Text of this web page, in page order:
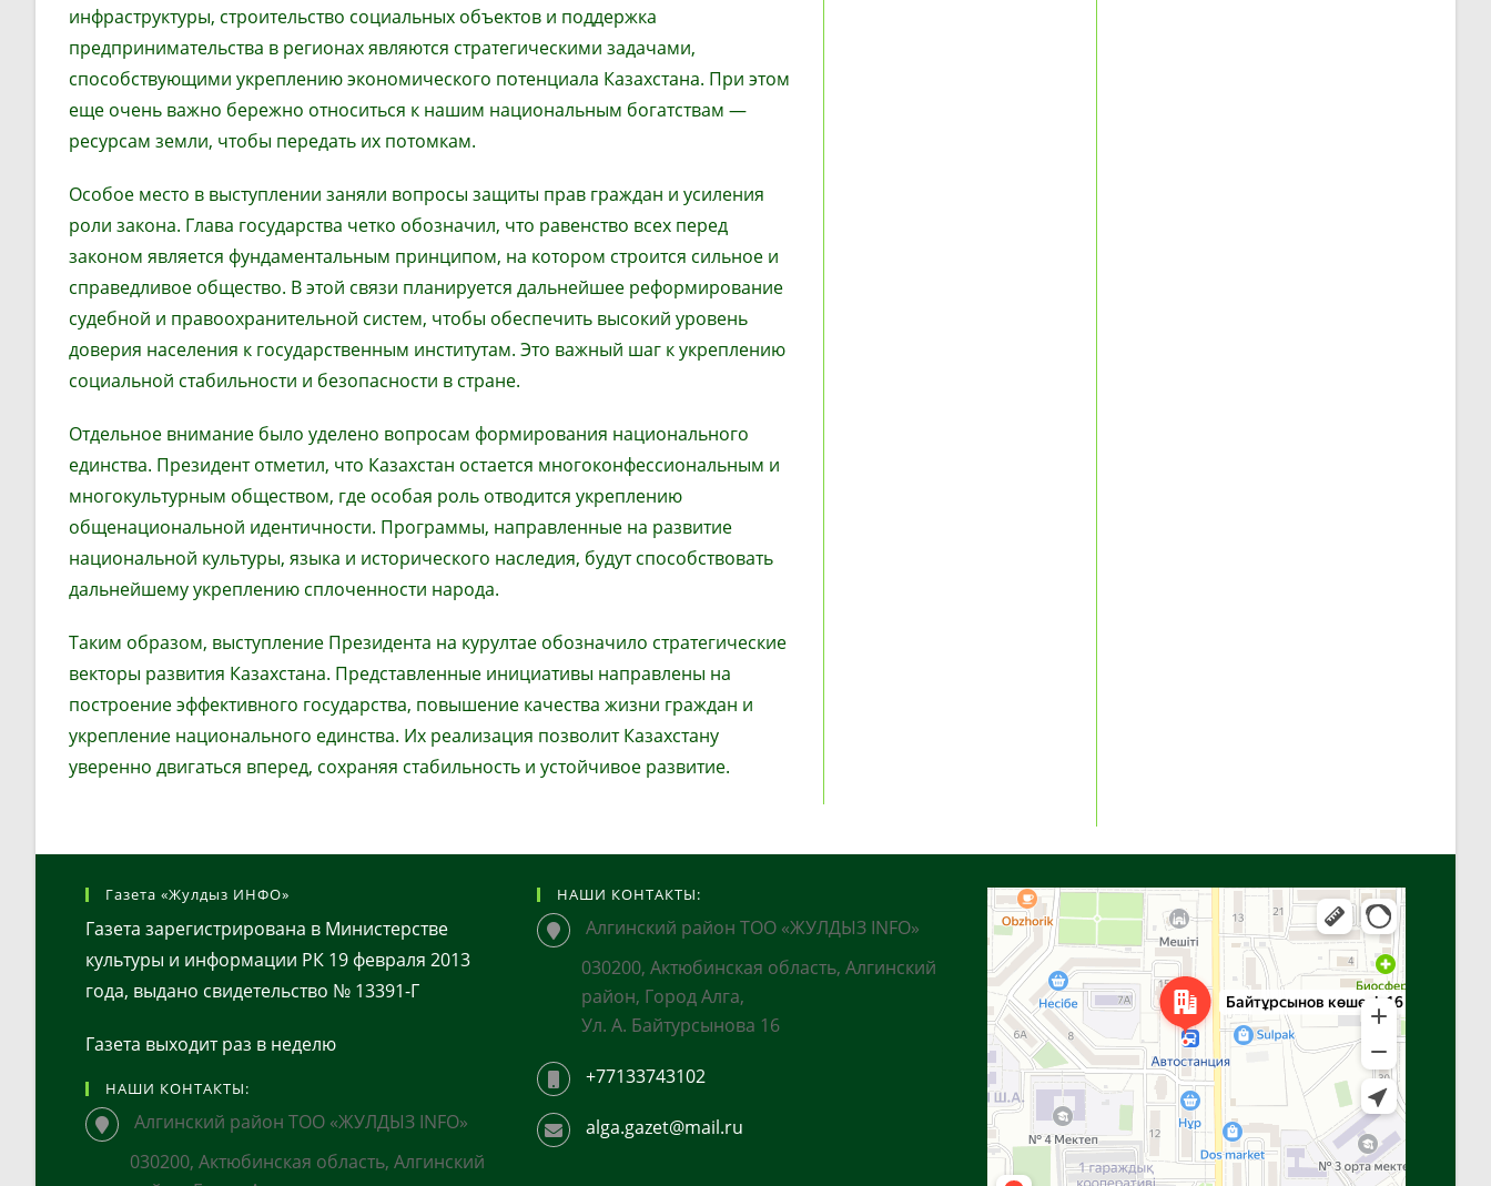
инфраструктуры, строительство социальных объектов и поддержка
предпринимательства в регионах являются стратегическими задачами,
способствующими укреплению экономического потенциала Казахстана. При этом
еще очень важно бережно относиться к нашим национальным богатствам —
ресурсам земли, чтобы передать их потомкам.
Особое место в выступлении заняли вопросы защиты прав граждан и усиления
роли закона. Глава государства четко обозначил, что равенство всех перед
законом является фундаментальным принципом, на котором строится сильное и
справедливое общество. В этой связи планируется дальнейшее реформирование
судебной и правоохранительной систем, чтобы обеспечить высокий уровень
доверия населения к государственным институтам. Это важный шаг к укреплению
социальной стабильности и безопасности в стране.
Отдельное внимание было уделено вопросам формирования национального
единства. Президент отметил, что Казахстан остается многоконфессиональным и
многокультурным обществом, где особая роль отводится укреплению
общенациональной идентичности. Программы, направленные на развитие
национальной культуры, языка и исторического наследия, будут способствовать
дальнейшему укреплению сплоченности народа.
Таким образом, выступление Президента на курултае обозначило стратегические
векторы развития Казахстана. Представленные инициативы направлены на
построение эффективного государства, повышение качества жизни граждан и
укрепление национального единства. Их реализация позволит Казахстану
уверенно двигаться вперед, сохраняя стабильность и устойчивое развитие.
Газета «Жулдыз ИНФО»
Газета зарегистрирована в Министерстве
культуры и информации РК 19 февраля 2013
года, выдано свидетельство № 13391-Г
Газета выходит раз в неделю
НАШИ КОНТАКТЫ:
Алгинский район ТОО «ЖУЛДЫЗ INFO»
030200, Актюбинская область, Алгинский
НАШИ КОНТАКТЫ:
Алгинский район ТОО «ЖУЛДЫЗ INFO»
030200, Актюбинская область, Алгинский
район, Город Алга,
Ул. А. Байтурсынова 16
+77133743102
alga.gazet@mail.ru
Алга
Улица Байтурсынова, 16 — Яндекс Карты